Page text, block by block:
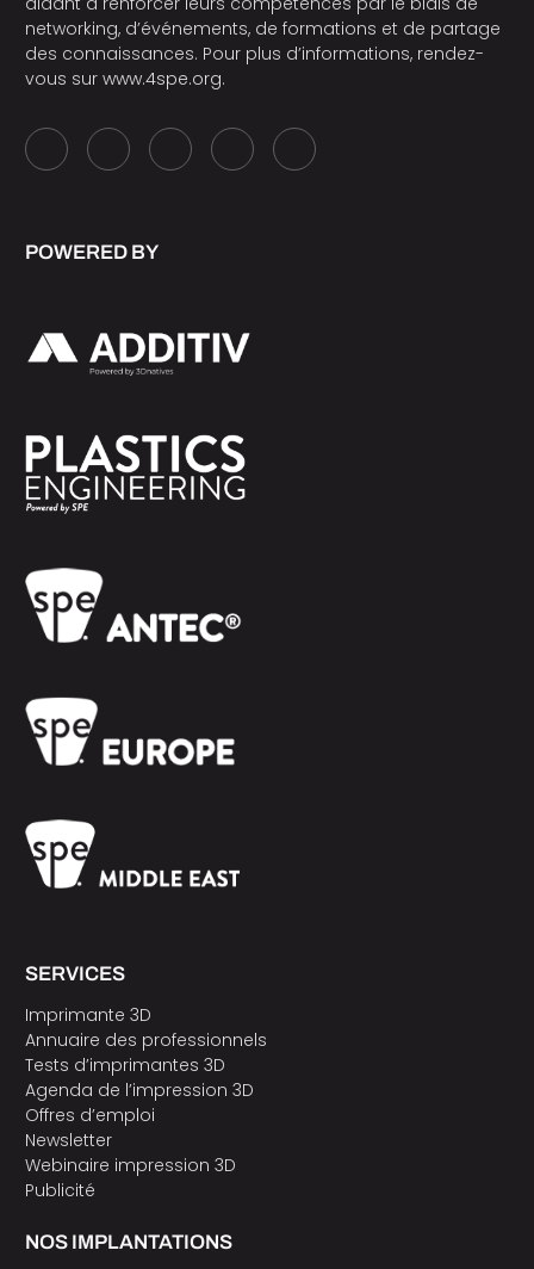
networking, d’événements, de formations et de partage
des connaissances. Pour plus d’informations, rendez-
vous sur www.4spe.org.
POWERED BY
SERVICES
Imprimante 3D
Annuaire des professionnels
Tests d’imprimantes 3D
Agenda de l’impression 3D
Offres d’emploi
Newsletter
Webinaire impression 3D
Publicité
NOS IMPLANTATIONS